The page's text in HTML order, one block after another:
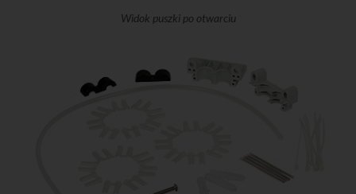
Widok puszki po otwarciu